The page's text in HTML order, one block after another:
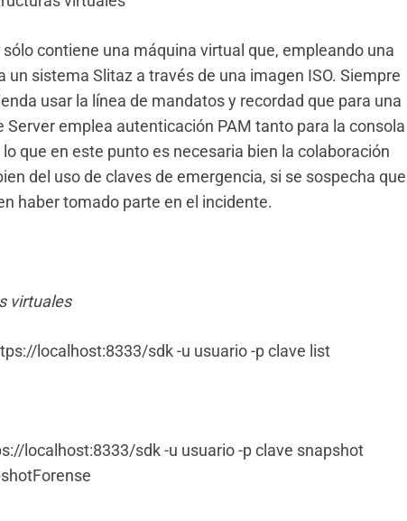
contiene una máquina virtual que, empleando una
un sistema Slitaz a través de una imagen ISO. Siempre
usar la línea de mandatos y recordad que para una
Server emplea autenticación PAM tanto para la consola
que en este punto es necesaria bien la colaboración
del uso de claves de emergencia, si se sospecha que
haber tomado parte en el incidente.
virtuales
localhost:8333/sdk -u usuario -p clave list
localhost:8333/sdk -u usuario -p clave snapshot